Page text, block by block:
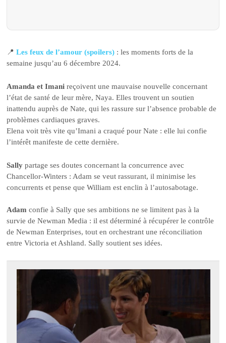
📍Les feux de l’amour (spoilers) : les moments forts de la
semaine jusqu’au 6 décembre 2024.
Amanda et Imani reçoivent une mauvaise nouvelle concernant
l’état de santé de leur mère, Naya. Elles trouvent un soutien
inattendu auprès de Nate, qui les rassure sur l’absence probable de
problèmes cardiaques graves.
Elena voit très vite qu’Imani a craqué pour Nate : elle lui confie
l’intérêt manifeste de cette dernière.
Sallypartage ses doutes concernant la concurrence avec
Chancellor-Winters : Adam se veut rassurant, il minimise les
concurrents et pense que William est enclin à l’autosabotage.
Adam confie à Sally que ses ambitions ne se limitent pas à la
survie de Newman Media : il est déterminé à récupérer le contrôle
de Newman Enterprises, tout en orchestrant une réconciliation
entre Victoria et Ashland. Sally soutient ses idées.